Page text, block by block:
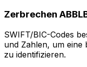
Zerbrechen
SWIFT/BIC-Codes
und Zahlen, um eine
zu identifizieren.